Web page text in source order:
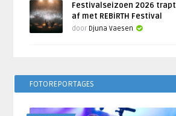
Festivalseizoen 2026 trapt
af met REBiRTH Festival
door Djuna Vaesen
FOTOREPORTAGES